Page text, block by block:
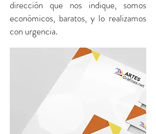
dirección que nos indique, somos
económicos, baratos, y lo realizamos
con urgencia.